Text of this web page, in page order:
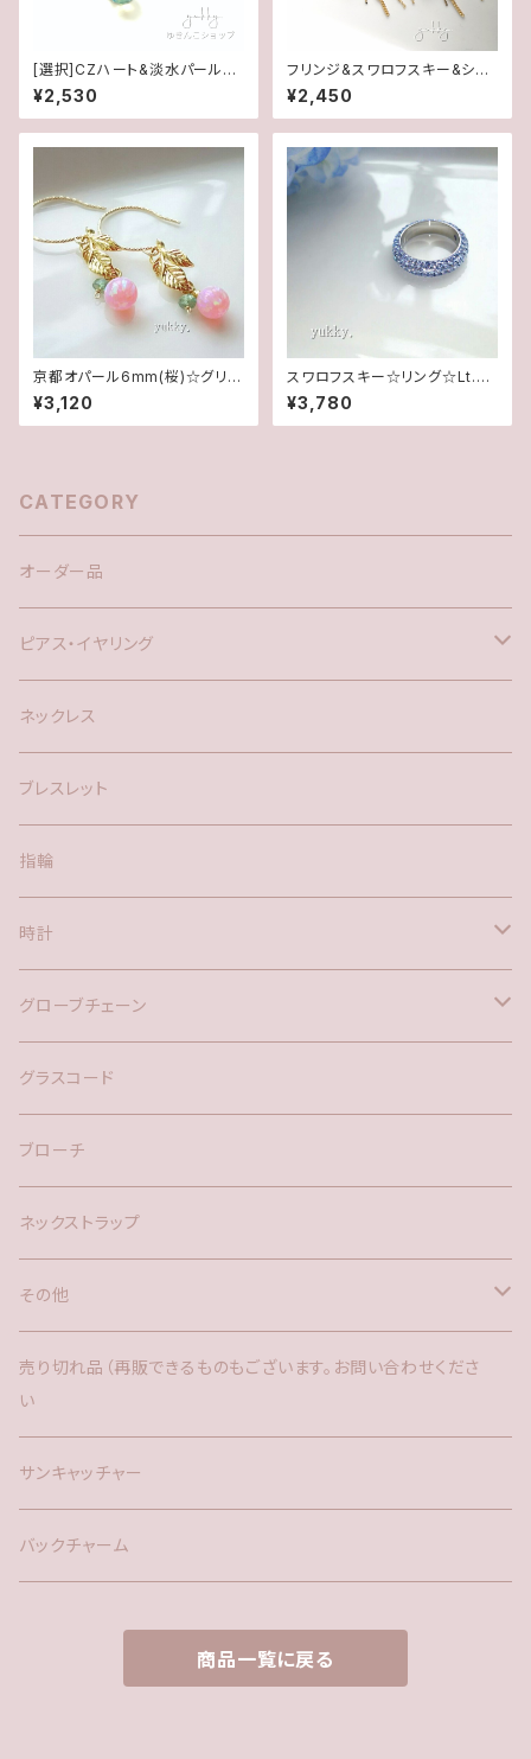
[選択]CZハート&淡水パール✽
カットガラス(1ペア)14kgf/SFピ
アスorイヤリング
¥2,530
フリンジ&スワロフスキー&シャ
イニーパール14kgfピアス
¥2,450
京都オパール6mm(桜)☆グリー
ンアパタイト＊リーフ14Kgfグリ
ッターピアス
¥3,120
スワロフスキー☆リング☆Lt.サ
ファイヤ5.5号
¥3,780
CATEGORY
オーダー品
ピアス・イヤリング
silver925
アメリカン
ポスト
ネックレス
ブレスレット
指輪
時計
バックチャーム
ネックレス
グローブチェーン
バックチャーム
グラスコード
ブローチ
ネックストラップ
その他
バックチャーム
時計
サンキャッチャー
売り切れ品（再販できるものもございます。お問い合わせくださ
い
サンキャッチャー
バックチャーム
商品一覧に戻る